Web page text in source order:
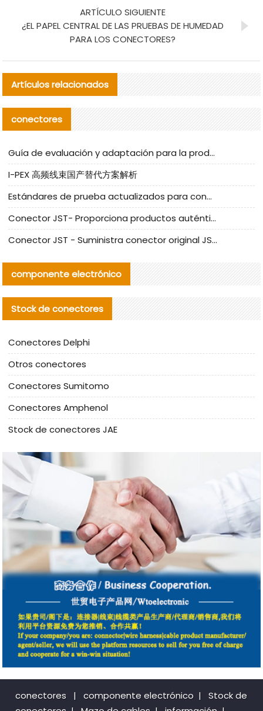
ARTÍCULO SIGUIENTE
¿EL PAPEL CENTRAL DE LAS PRUEBAS DE HUMEDAD
PARA LOS CONECTORES?
Artículos relacionados
conectores
Guía de evaluación y adaptación para la producción en serie de componentes de cables nacionales para CNC Tech
I-PEX 高频线束国产替代方案解析
Estándares de prueba actualizados para conectores nacionales bajo la referencia de CLIFF
Conector JST- Proporciona productos auténticos y alternativos del conector JST NSHR-02V-S
Conector JST - Suministra conector original JST GHR-09V-S | productos alternativos
componente electrónico
Stock de conectores
Conectores Delphi
Otros conectores
Conectores Sumitomo
Conectores Amphenol
Stock de conectores JAE
conectores | componente electrónico |
Stock de